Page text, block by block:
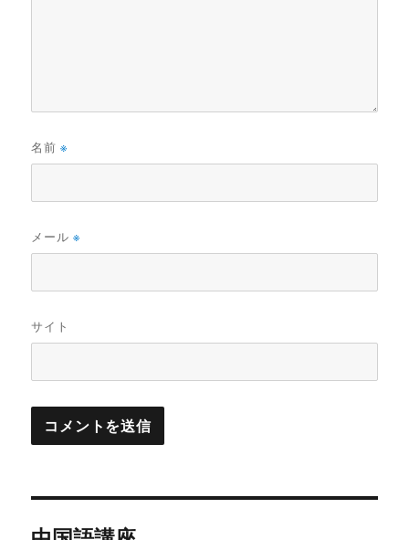
名前※
メール※
サイト